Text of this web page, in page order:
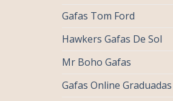
Gafas Tom Ford
Hawkers Gafas De Sol
Mr Boho Gafas
Gafas Online Graduadas